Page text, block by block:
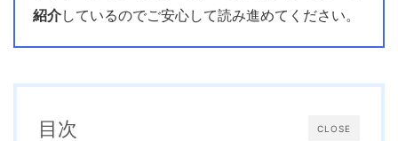
紹介しているのでご安心して読み進めてください。
CLOSE
目次